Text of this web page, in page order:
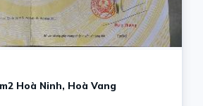
Hoà Ninh, Hoà Vang